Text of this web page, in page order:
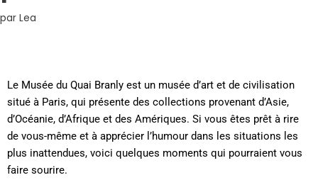
par Lea
Le Musée du Quai Branly est un musée d’art et de civilisation
situé à Paris, qui présente des collections provenant d’Asie,
d’Océanie, d’Afrique et des Amériques. Si vous êtes prêt à rire
de vous-même et à apprécier l’humour dans les situations les
plus inattendues, voici quelques moments qui pourraient vous
faire sourire.